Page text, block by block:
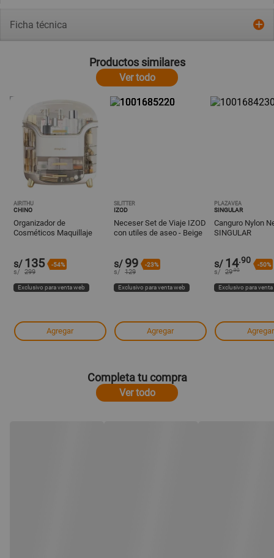
Ficha técnica
Productos similares
Ver todo
AIRITHU
CHINO
Organizador de
Cosméticos Maquillaje
s/ 135 -54%
s/ 299
Exclusivo para venta web
Agregar
SILITTER
IZOD
Neceser Set de Viaje IZOD
con utiles de aseo - Beige
s/ 99 -23%
s/ 129
Exclusivo para venta web
Agregar
PLAZAVEA
SINGULAR
Canguro Nylon
SINGULAR
s/ 14.90 -50%
s/ 29.90
Exclusivo para
Agregar
Completa tu compra
Ver todo